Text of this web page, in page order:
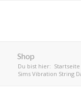
Shop
Du bist hier: Startseite
Sims Vibration String